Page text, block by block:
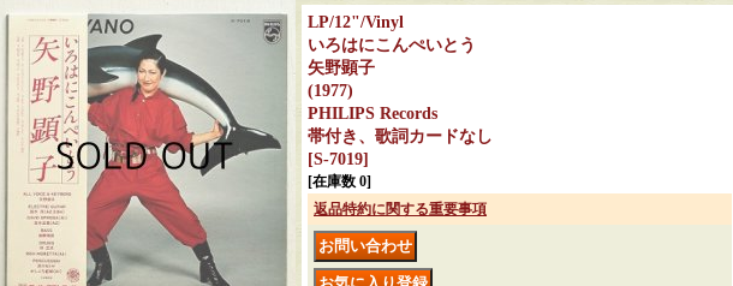
LP/12"/Vinyl
いろはにこんぺいとう
矢野顕子
(1977)
PHILIPS Records
帯付き、歌詞カードなし
[S-7019]
[在庫数 0]
返品特約に関する重要事項